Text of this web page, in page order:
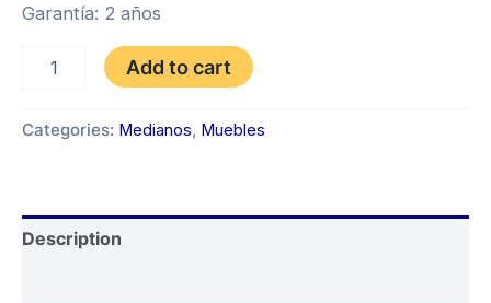
Garantía: 2 años
esquinero
de
butaca
Add to cart
Categories: Medianos, Muebles
Description